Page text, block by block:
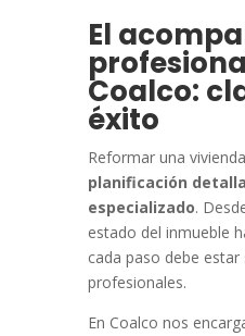
El
Coalco:
éxito
Reformar una
planificación
especializado.
estado del inmueble
cada paso debe
profesionales.
En Coalco nos